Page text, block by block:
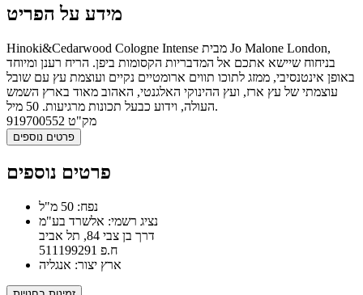
מידע על הפריט
Hinoki&Cedarwood Cologne Intense מבית Jo Malone London,
בניחוח שיישא אתכם אל המדבריות הקסומות ביפן. הריח רענן ומיוחד
באופן אינטנסיבי, ממזג לתוכו תווים ארומטיים נקיים ועוצמת עץ עם שובל
עוצמתי של עץ ארז, ועץ ההינוקי האלגנטי, האהוב מאוד בארץ השמש
העולה, וידוע כבעל תכונות מרגיעות. 50 מיל.
מק"ט 919700552
פרטים נוספים
פרטים נוספים
נפח: 50 מ"ל
נציג רשמי: אלשרד בע"מ
דרך בן צבי 84, תל אביב
ח.פ 511199291
ארץ יצור: אנגליה